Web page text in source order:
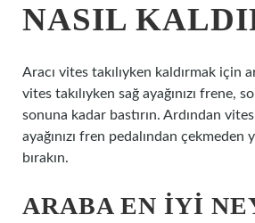
NASIL
Aracı vites takılıyken kaldırmak için
vites takılıyken sağ ayağınızı frene,
sonuna kadar bastırın. Ardından
ayağınızı fren pedalından çekmeden
bırakın.
ARABA EN IYI